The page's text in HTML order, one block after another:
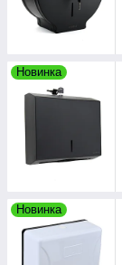
Новинка
Новинка